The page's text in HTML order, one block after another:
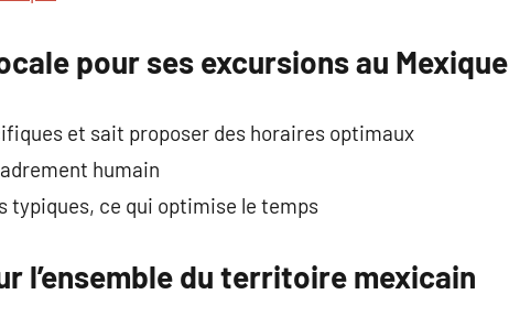
pour ses excursions au Mexique
et sait proposer des horaires optimaux
humain
typiques, ce qui optimise le temps
l’ensemble du territoire mexicain